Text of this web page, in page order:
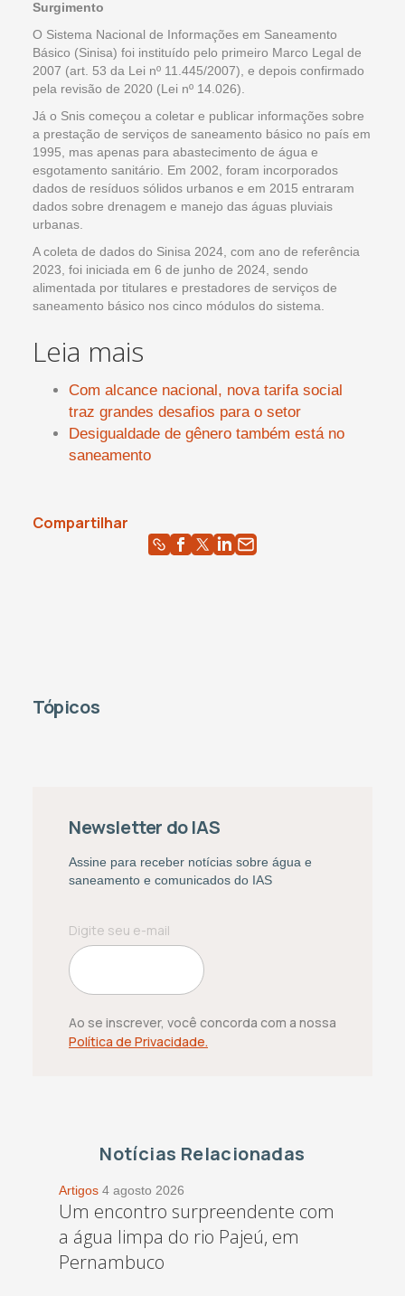
Surgimento
O Sistema Nacional de Informações em Saneamento
Básico (Sinisa) foi instituído pelo primeiro Marco Legal de
2007 (art. 53 da Lei nº 11.445/2007), e depois confirmado
pela revisão de 2020 (Lei nº 14.026).
Já o Snis começou a coletar e publicar informações sobre
a prestação de serviços de saneamento básico no país em
1995, mas apenas para abastecimento de água e
esgotamento sanitário. Em 2002, foram incorporados
dados de resíduos sólidos urbanos e em 2015 entraram
dados sobre drenagem e manejo das águas pluviais
urbanas.
A coleta de dados do Sinisa 2024, com ano de referência
2023, foi iniciada em 6 de junho de 2024, sendo
alimentada por titulares e prestadores de serviços de
saneamento básico nos cinco módulos do sistema.
Leia mais
Com alcance nacional, nova tarifa social
traz grandes desafios para o setor
Desigualdade de gênero também está no
saneamento
Compartilhar
Tópicos
Newsletter do IAS
Assine para receber notícias sobre água e
saneamento e comunicados do IAS
Ao se inscrever, você concorda com a nossa
Política de Privacidade.
Notícias Relacionadas
Artigos 4 agosto 2026
Um encontro surpreendente com
a água limpa do rio Pajeú, em
Pernambuco